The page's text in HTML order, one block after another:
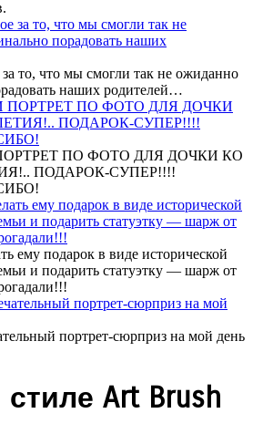
то, что мы смогли так не ожиданно
наших родителей…
ПО ФОТО ДЛЯ ДОЧКИ КО
ПОДАРОК-СУПЕР!!!!
ему подарок в виде исторической
и подарить статуэтку — шарж от
портрет-сюрприз на мой день
Art Brush